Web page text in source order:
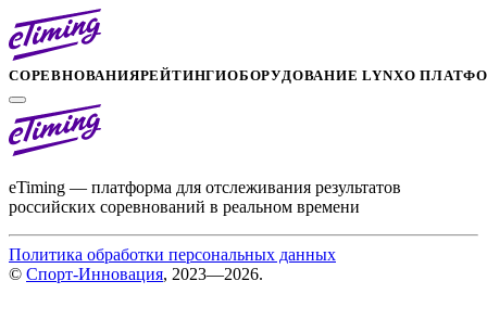
СОРЕВНОВАНИЯРЕЙТИНГИОБОРУДОВАНИЕ LYNXО
eTiming — платформа для отслеживания результатов
российских соревнований в реальном времени
Политика обработки персональных данных
© Спорт-Инновация, 2023—2026.